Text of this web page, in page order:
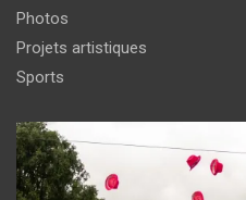
Photos
Projets artistiques
Sports